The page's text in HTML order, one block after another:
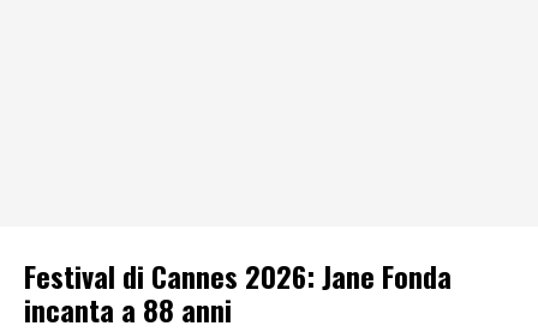
Festival di Cannes 2026: Jane Fonda
incanta a 88 anni